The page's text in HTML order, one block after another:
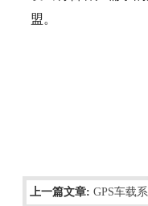
盟。
上一篇文章: GPS车载